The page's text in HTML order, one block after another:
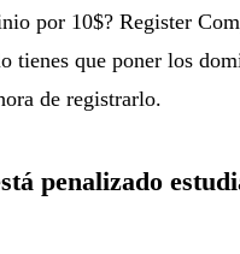
por 10$? Register
tienes que poner los
de registrarlo.
penalizado